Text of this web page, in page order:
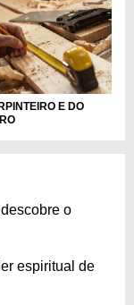
E DO
o
espiritual de